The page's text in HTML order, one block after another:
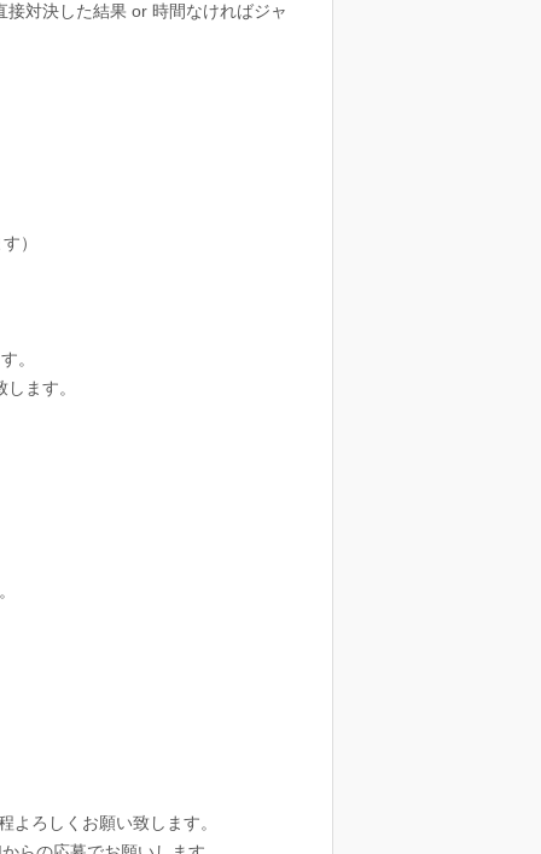
対決した結果 or 時間なければジャ
）
。
ます。
よろしくお願い致します。